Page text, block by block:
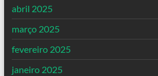
abril 2025
março 2025
fevereiro 2025
janeiro 2025